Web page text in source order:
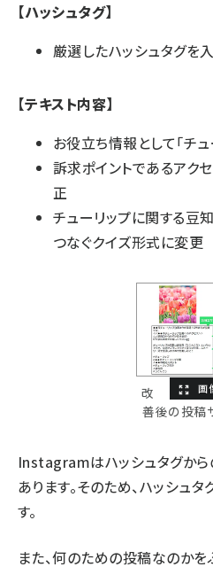
【ハッシュタグ】
厳選したハッシュタグを
【テキスト内容】
お役立ち情報として「チ
訴求ポイントであるアク
正
チューリップに関する豆
つなぐクイズ形式に変更
改
善後の投稿
Instagramはハッシュタグか
あります。そのため、ハッシュ
す。
また、何のための投稿なのかを